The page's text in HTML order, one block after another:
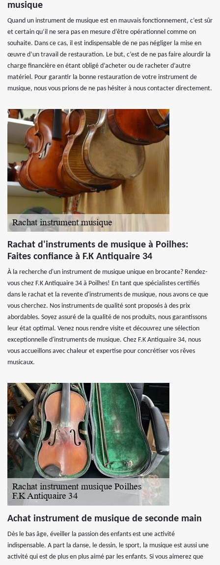
musique
Quand un instrument de musique est en mauvais fonctionnement, c’est sûr
et certain qu’il ne sera pas en mesure d’être opérationnel comme on
souhaite. Dans ce cas, il est indispensable de ne pas négliger la mise en
œuvre d’un travail de restauration. Le but, c’est de ne pas faire alourdir la
charge financière en étant obligé d’acheter ou de racheter d’autre
matériel. Pour garantir la bonne restauration de votre instrument de
musique, nous vous prions de ne pas hésiter à nous contacter directement.
Rachat d'instruments de musique à Poilhes:
Faites confiance à F.K Antiquaire 34
À la recherche d'un instrument de musique unique en brocante? Rendez-
vous chez F.K Antiquaire 34 à Poilhes! En tant que spécialistes certifiés
dans le rachat et la revente d'instruments de musique, nous avons ce que
vous cherchez. Nos instruments de qualité sont proposés à des prix
abordables. Soyez assuré de la qualité de nos produits, nous garantissons
leur état optimal. Venez nous rendre visite et découvrez une sélection
exceptionnelle d'instruments de musique. Chez F.K Antiquaire 34, nous
vous accueillons avec chaleur et expertise pour concrétiser vos rêves
musicaux.
Achat instrument de musique de seconde main
Dès le bas âge, éveiller la passion des enfants est une activité
indispensable. A part la danse, le dessin, le sport, la musique est aussi une
activité qui est de plus en plus aimé par les enfants. Si vous aimerez que